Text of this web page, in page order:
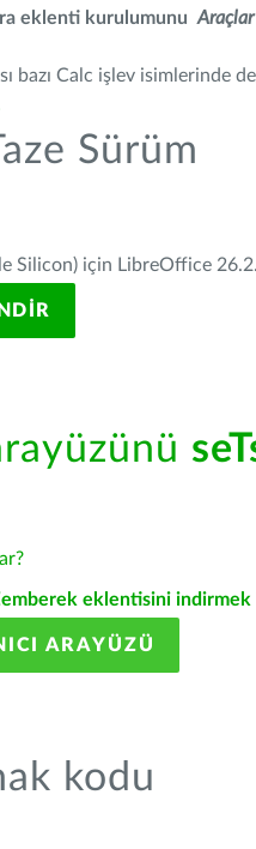
eklenti kurulumunu
bazı Calc işlev isimlerinde
Sürüm
Silicon) için LibreOffice
eklentisini indirmek
ARAYÜZÜ
kodu